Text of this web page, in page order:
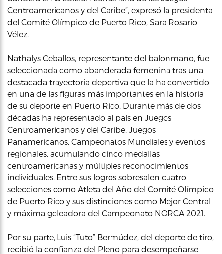
Centroamericanos y del Caribe”, expresó la presidenta
del Comité Olímpico de Puerto Rico, Sara Rosario
Vélez.
Nathalys Ceballos, representante del balonmano, fue
seleccionada como abanderada femenina tras una
destacada trayectoria deportiva que la ha convertido
en una de las figuras más importantes en la historia
de su deporte en Puerto Rico. Durante más de dos
décadas ha representado al país en Juegos
Centroamericanos y del Caribe, Juegos
Panamericanos, Campeonatos Mundiales y eventos
regionales, acumulando cinco medallas
centroamericanas y múltiples reconocimientos
individuales. Entre sus logros sobresalen cuatro
selecciones como Atleta del Año del Comité Olímpico
de Puerto Rico y sus distinciones como Mejor Central
y máxima goleadora del Campeonato NORCA 2021.
Por su parte, Luis “Tuto” Bermúdez, del deporte de tiro,
recibió la confianza del Pleno para desempeñarse